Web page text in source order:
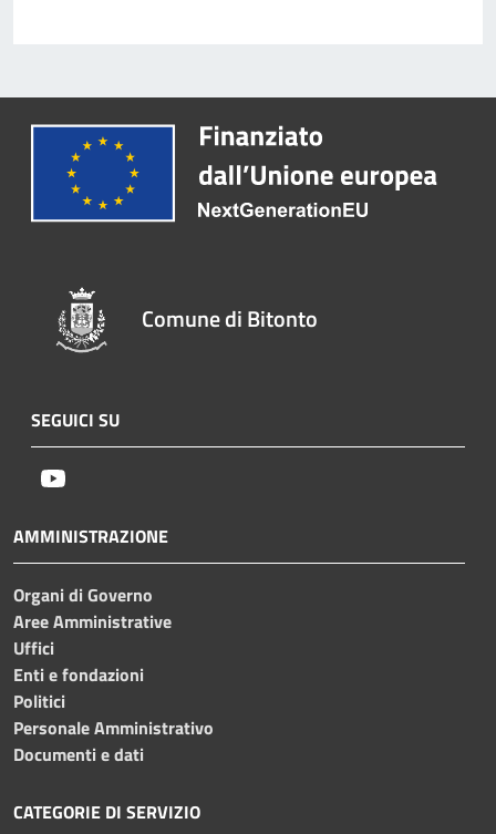
Comune di Bitonto
SEGUICI SU
AMMINISTRAZIONE
Organi di Governo
Aree Amministrative
Uffici
Enti e fondazioni
Politici
Personale Amministrativo
Documenti e dati
CATEGORIE DI SERVIZIO